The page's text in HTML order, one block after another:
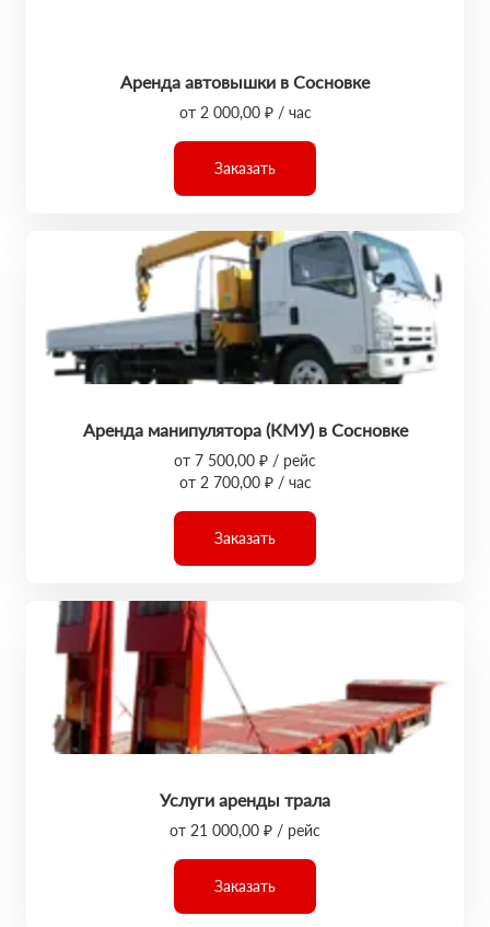
Аренда автовышки в Сосновке
от 2 000,00 ₽ / час
Заказать
Аренда манипулятора (КМУ) в Сосновке
от 7 500,00 ₽ / рейс
от 2 700,00 ₽ / час
Заказать
Услуги аренды трала
от 21 000,00 ₽ / рейс
Заказать